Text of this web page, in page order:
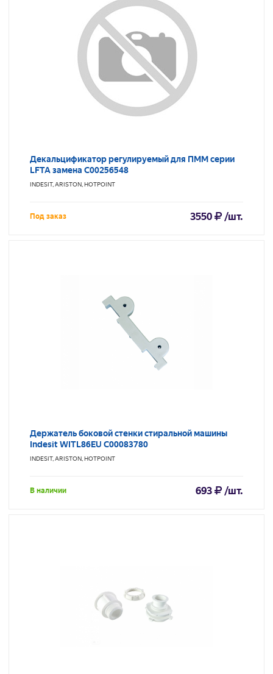
Декальцификатор регулируемый для ПММ серии
LFTA замена C00256548
INDESIT, ARISTON, HOTPOINT
Под заказ 3550 /шт.
Держатель боковой стенки стиральной машины
Indesit WITL86EU С00083780
INDESIT, ARISTON, HOTPOINT
В наличии 693 /шт.